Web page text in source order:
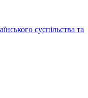
суспільства та